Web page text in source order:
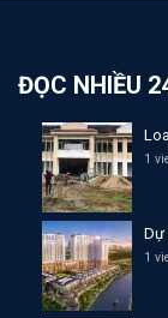
ĐỌC NHIỀU
1
Dự
1